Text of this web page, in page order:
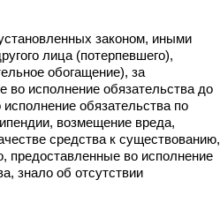
законом, иными
лица (потерпевшего),
обогащение), за
во исполнение обязательства до
обязательства по
возмещение вреда,
средства к существованию,
предоставленные во исполнение
знало об отсутствии